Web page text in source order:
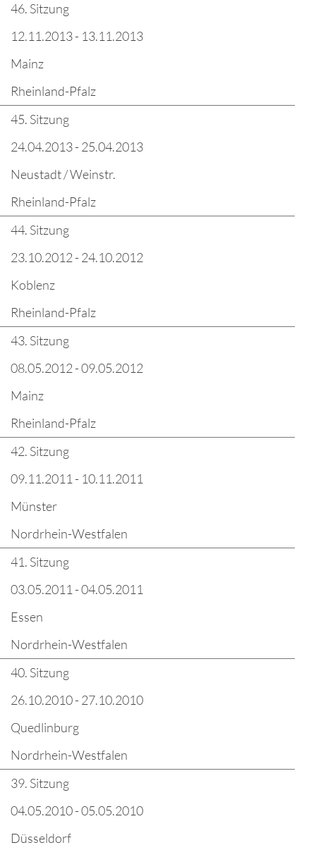
46. Sitzung
12.11.2013 - 13.11.2013
Mainz
Rheinland-Pfalz
45. Sitzung
24.04.2013 - 25.04.2013
Neustadt / Weinstr.
Rheinland-Pfalz
44. Sitzung
23.10.2012 - 24.10.2012
Koblenz
Rheinland-Pfalz
43. Sitzung
08.05.2012 - 09.05.2012
Mainz
Rheinland-Pfalz
42. Sitzung
09.11.2011 - 10.11.2011
Münster
Nordrhein-Westfalen
41. Sitzung
03.05.2011 - 04.05.2011
Essen
Nordrhein-Westfalen
40. Sitzung
26.10.2010 - 27.10.2010
Quedlinburg
Nordrhein-Westfalen
39. Sitzung
04.05.2010 - 05.05.2010
Düsseldorf